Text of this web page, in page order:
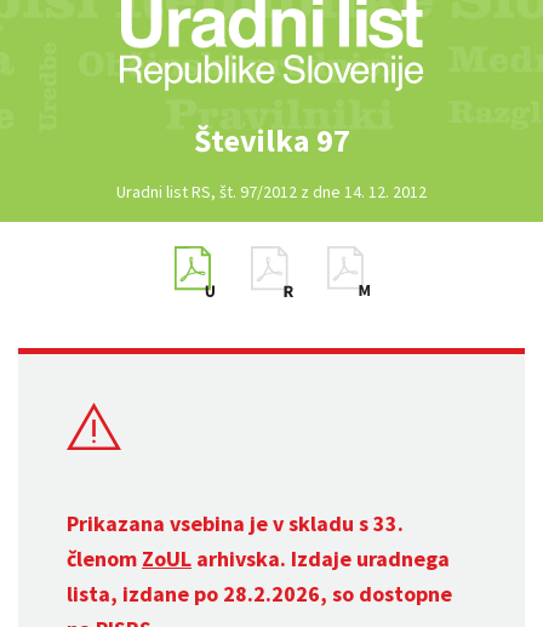
Številka 97
Uradni list RS, št. 97/2012 z dne 14. 12. 2012
Prikazana vsebina je v skladu s 33.
členom ZoUL arhivska. Izdaje uradnega
lista, izdane po 28.2.2026, so dostopne